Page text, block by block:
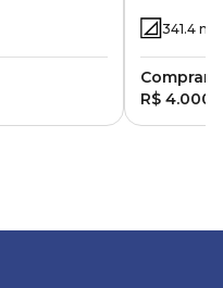
PR341.4 m²
Comprar:
R$